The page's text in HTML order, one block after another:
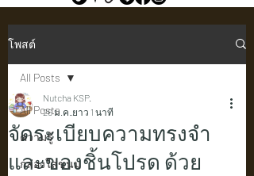
โพสต์
All Posts
ความรู้
กล่องใส่ขนม
All Posts
จัดระเบียบความทรงจำ
และของชิ้นโปรด ด้วย
Nutcha KSP.
26 ม.ค. ยาว 1 นาที